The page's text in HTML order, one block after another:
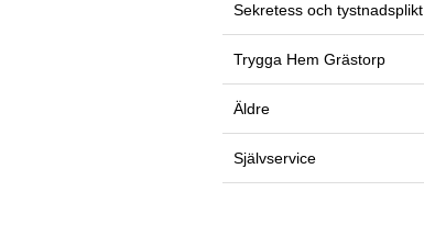
Sekretess och tystnadsplikt
Trygga Hem Grästorp
Äldre
Självservice